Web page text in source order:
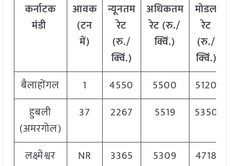
कर्नाटक
मंडी
आवक
(टन
में)
न्यूनतम
रेट
(रु./
क्विं.)
अधिकतम
रेट (रु./
क्विं.)
मोडल
रेट
(रु./
क्विं.)
बैलाहोंगल
1 4550 5500
5120
हुबली
(अमरगोल)
37 2267 5519 5350
लक्ष्मेश्वर NR 3365 5309 4718